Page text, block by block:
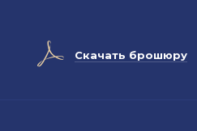
A Скачать брошюру